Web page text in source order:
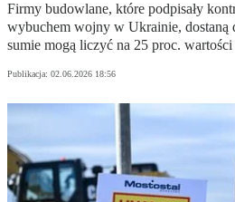
Firmy budowlane, które podpisały
wybuchem wojny w Ukrainie, dostaną
sumie mogą liczyć na 25 proc.
Publikacja: 02.06.2026 18:56